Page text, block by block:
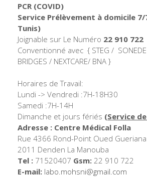
PCR (COVID)
Service Prélèvement à domicile 7/
Tunis)
Joignable sur Le Numéro 22 910 722
Conventionné avec { STEG /
BRIDGES / NEXTCARE/ BNA }
Horaires de Travail:
Lundi -> Vendredi :7H-18H30
Samedi :7H-14H
Dimanche et jours fériés (Service
Adresse : Centre Médical Folla
Rue 4366 Rond-Point Oued Gueriana
2011 Denden La Manouba
Tel : 71520407 Gsm: 22 910 722
E-mail: labo.mohsni@gmail.com